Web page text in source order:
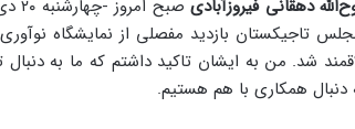
دهقانی فیروزآبادی
تاجیکستان بازدید مفصلی از نمایشگاه
شد. من به ایشان تاکید داشتم که ما به
همکاری با هم هستیم.